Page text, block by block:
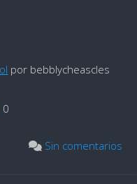
por bebblycheascles
0
Sin comentarios